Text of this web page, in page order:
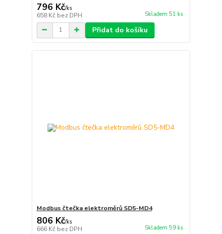
796 Kč/ks
658 Kč bez DPH Skladem 51 ks
Přidat do košíku
Modbus čtečka elektroměrů SD5-MD4
806 Kč/ks
666 Kč bez DPH Skladem 59 ks